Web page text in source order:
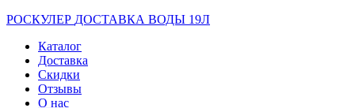
РОСКУЛЕР ДОСТАВКА ВОДЫ 19Л
Каталог
Доставка
Скидки
Отзывы
О нас